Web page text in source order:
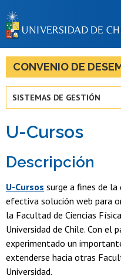
LA
CONVENIO DE
SISTEMAS DE GESTIÓN
U-Cursos
Descripción
U-Cursos surge a fines de
efectiva solución web para
la Facultad de Ciencias
Universidad de Chile. Con
experimentado un
extenderse hacia otras
Universidad.